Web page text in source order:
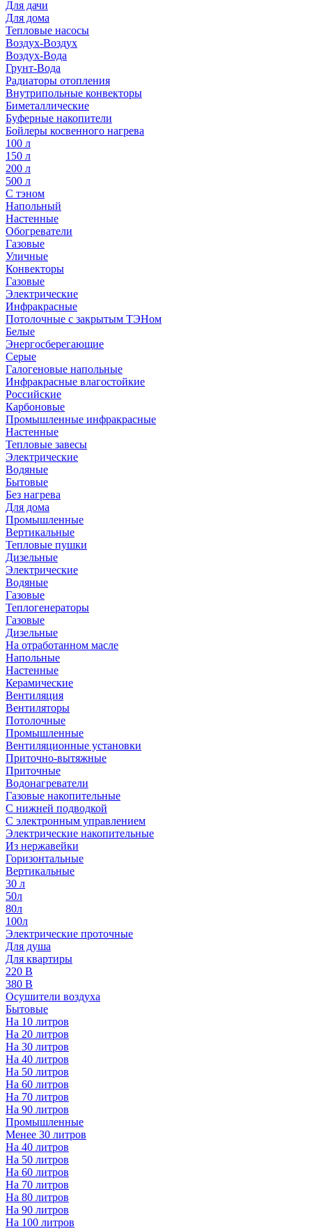
Для дачи
Для дома
Тепловые насосы
Воздух-Воздух
Воздух-Вода
Грунт-Вода
Радиаторы отопления
Внутрипольные конвекторы
Биметаллические
Буферные накопители
Бойлеры косвенного нагрева
100 л
150 л
200 л
500 л
С тэном
Напольный
Настенные
Обогреватели
Газовые
Уличные
Конвекторы
Газовые
Электрические
Инфракрасные
Потолочные с закрытым ТЭНом
Белые
Энергосберегающие
Серые
Галогеновые напольные
Инфракрасные влагостойкие
Российские
Карбоновые
Промышленные инфракрасные
Настенные
Тепловые завесы
Электрические
Водяные
Бытовые
Без нагрева
Для дома
Промышленные
Вертикальные
Тепловые пушки
Дизельные
Электрические
Водяные
Газовые
Теплогенераторы
Газовые
Дизельные
На отработанном масле
Напольные
Настенные
Керамические
Вентиляция
Вентиляторы
Потолочные
Промышленные
Вентиляционные установки
Приточно-вытяжные
Приточные
Водонагреватели
Газовые накопительные
С нижней подводкой
С электронным управлением
Электрические накопительные
Из нержавейки
Горизонтальные
Вертикальные
30 л
50л
80л
100л
Электрические проточные
Для душа
Для квартиры
220 В
380 В
Осушители воздуха
Бытовые
На 10 литров
На 20 литров
На 30 литров
На 40 литров
На 50 литров
На 60 литров
На 70 литров
На 90 литров
Промышленные
Менее 30 литров
На 40 литров
На 50 литров
На 60 литров
На 70 литров
На 80 литров
На 90 литров
На 100 литров